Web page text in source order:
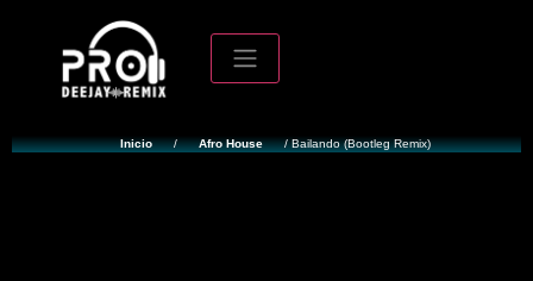
Inicio / Afro House / Bailando (Bootleg Remix)